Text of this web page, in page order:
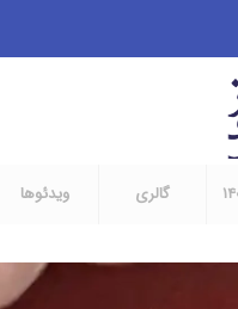
گالری ویدئوها